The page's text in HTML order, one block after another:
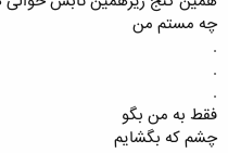
چه مستم من
.
.
.
فقط به من بگو
چشم که بگشایم